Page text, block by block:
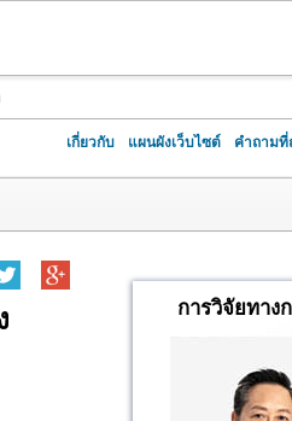
เกี่ยวกับ แผนผังเว็บไซต์ คำถามที่
การวิจัยทาง